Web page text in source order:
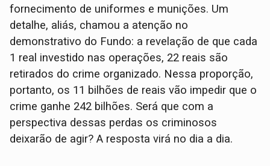
fornecimento de uniformes e munições. Um
detalhe, aliás, chamou a atenção no
demonstrativo do Fundo: a revelação de que cada
1 real investido nas operações, 22 reais são
retirados do crime organizado. Nessa proporção,
portanto, os 11 bilhões de reais vão impedir que o
crime ganhe 242 bilhões. Será que com a
perspectiva dessas perdas os criminosos
deixarão de agir? A resposta virá no dia a dia.